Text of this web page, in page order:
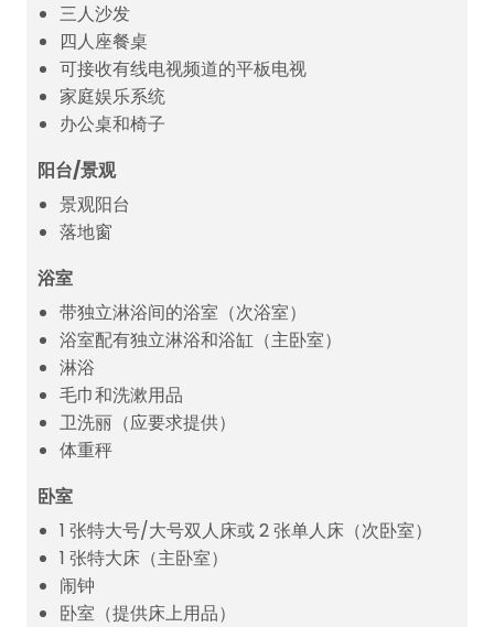
三人沙发
四人座餐桌
可接收有线电视频道的平板电视
家庭娱乐系统
办公桌和椅子
阳台/景观
景观阳台
落地窗
浴室
带独立淋浴间的浴室（次浴室）
浴室配有独立淋浴和浴缸（主卧室）
淋浴
毛巾和洗漱用品
卫洗丽（应要求提供）
体重秤
卧室
1 张特大号/大号双人床或 2 张单人床（次卧室）
1 张特大床（主卧室）
闹钟
卧室（提供床上用品）